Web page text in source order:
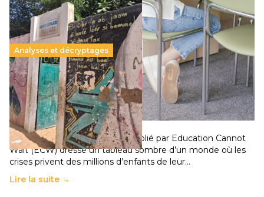
Analyses et décryptages
258 millions d’enfants victimes de la guerre, des
chocs climatiques et des déplacements de
population
11 juillet 2026- National
Un nouveau rapport mondial publié par Education Cannot
Wait (ECW) dresse un tableau sombre d’un monde où les
crises privent des millions d’enfants de leur…
Lire la suite →